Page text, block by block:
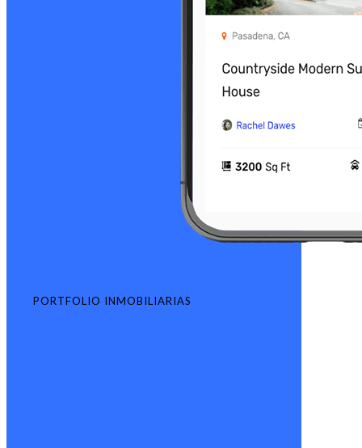
PORTFOLIO INMOBILIARIAS